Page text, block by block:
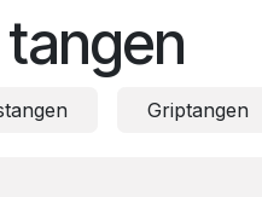
Griptangen